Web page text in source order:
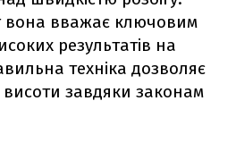
вона вважає ключовим
результатів на
техніка дозволяє
висоти завдяки законам